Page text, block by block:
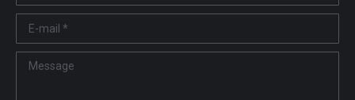
E-mail *
Message